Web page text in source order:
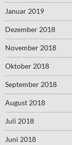
Januar 2019
Dezember 2018
November 2018
Oktober 2018
September 2018
August 2018
Juli 2018
Juni 2018